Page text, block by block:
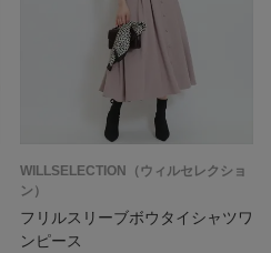
WILLSELECTION（ウィルセレクショ
ン）
フリルスリーブボウタイシャツワ
ンピース